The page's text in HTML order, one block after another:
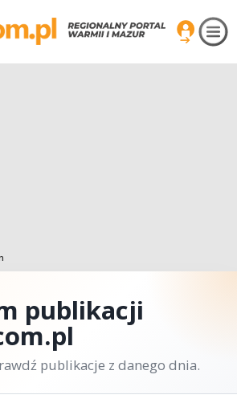
publikacji
publikacje z danego dnia.